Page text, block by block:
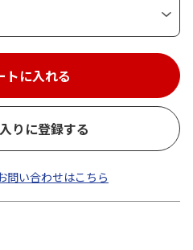
トに入れる
りに登録する
問い合わせはこちら